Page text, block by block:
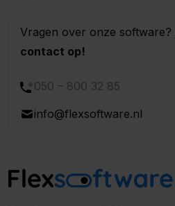
Vragen over onze software?
contact op!
050 – 800 32 85
info@flexsoftware.nl